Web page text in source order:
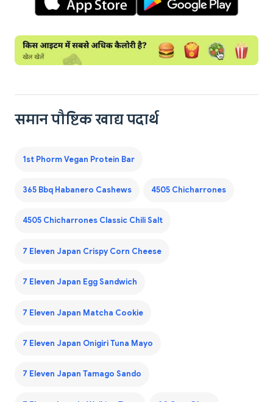
समान पौष्टिक खाद्य पदार्थ
1st Phorm Vegan Protein Bar
365 Bbq Habanero Cashews 4505 Chicharrones
4505 Chicharrones Classic Chili Salt
7 Eleven Japan Crispy Corn Cheese
7 Eleven Japan Egg Sandwich
7 Eleven Japan Matcha Cookie
7 Eleven Japan Onigiri Tuna Mayo
7 Eleven Japan Tamago Sando